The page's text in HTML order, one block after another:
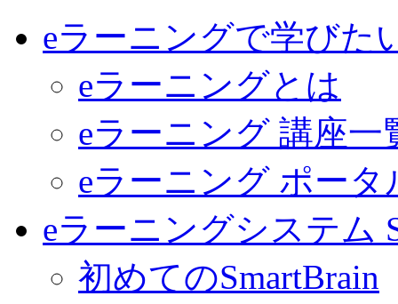
eラーニングで学びた
eラーニングとは
eラーニング 講座一
eラーニング ポータ
eラーニングシステム
初めてのSmartBrain